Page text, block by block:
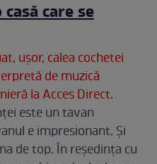
care se
uşor, calea cochetei
de muzică
la Acces Direct.
este un tavan
e impresionant. Şi
de top. În reşedinţa cu